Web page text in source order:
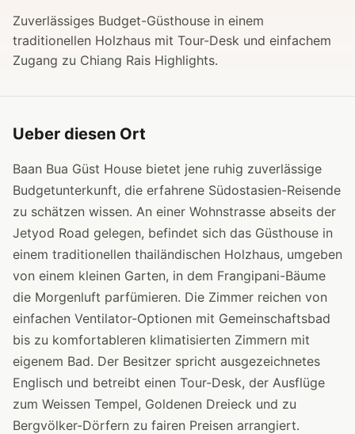
Zuverlässiges Budget-Güsthouse in einem
traditionellen Holzhaus mit Tour-Desk und einfachem
Zugang zu Chiang Rais Highlights.
Ueber diesen Ort
Baan Bua Güst House bietet jene ruhig zuverlässige
Budgetunterkunft, die erfahrene Südostasien-Reisende
zu schätzen wissen. An einer Wohnstrasse abseits der
Jetyod Road gelegen, befindet sich das Güsthouse in
einem traditionellen thailändischen Holzhaus, umgeben
von einem kleinen Garten, in dem Frangipani-Bäume
die Morgenluft parfümieren. Die Zimmer reichen von
einfachen Ventilator-Optionen mit Gemeinschaftsbad
bis zu komfortableren klimatisierten Zimmern mit
eigenem Bad. Der Besitzer spricht ausgezeichnetes
Englisch und betreibt einen Tour-Desk, der Ausflüge
zum Weissen Tempel, Goldenen Dreieck und zu
Bergvölker-Dörfern zu fairen Preisen arrangiert.